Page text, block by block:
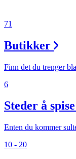
71
Butikker
Finn det du trenger
6
Steder å
Enten du kommer
10 - 20